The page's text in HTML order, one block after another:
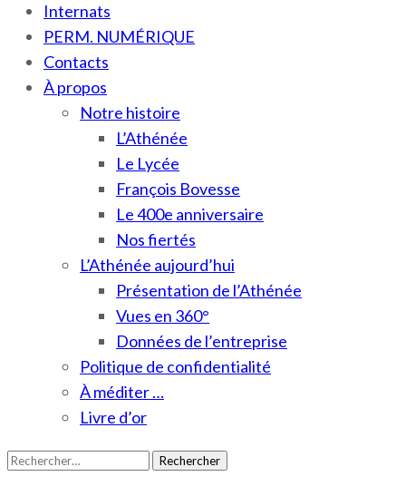
Internats
PERM. NUMÉRIQUE
Contacts
À propos
Notre histoire
L’Athénée
Le Lycée
François Bovesse
Le 400e anniversaire
Nos fiertés
L’Athénée aujourd’hui
Présentation de l’Athénée
Vues en 360°
Données de l’entreprise
Politique de confidentialité
À méditer …
Livre d’or
Rechercher :